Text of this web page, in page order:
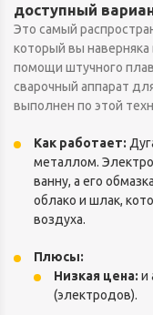
доступный
Это самый
который вы
помощи штучного
сварочный аппарат
выполнен по этой
Как работает:
металлом.
ванну, а его
облако и шлак,
воздуха.
Плюсы:
Низкая цена: и
(электродов).